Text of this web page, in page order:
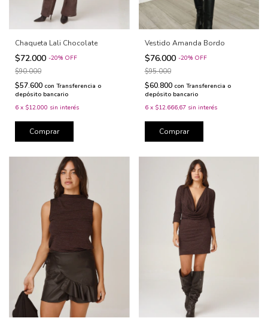
Chaqueta Lali Chocolate
$72.000 -20% OFF
$90.000
$57.600 con Transferencia o
depósito bancario
6 x $12.000 sin interés
Comprar
Vestido Amanda Bordo
$76.000 -20% OFF
$95.000
$60.800 con Transferencia o
depósito bancario
6 x $12.666,67 sin interés
Comprar